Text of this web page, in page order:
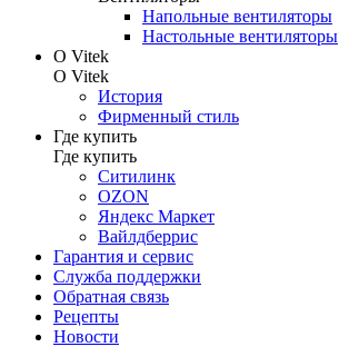
Напольные вентиляторы
Настольные вентиляторы
О Vitek
О Vitek
История
Фирменный стиль
Где купить
Где купить
Ситилинк
OZON
Яндекс Маркет
Вайлдберрис
Гарантия и сервис
Служба поддержки
Обратная связь
Рецепты
Новости